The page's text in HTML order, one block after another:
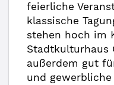
feierliche
klassische
stehen hoch im
Stadtkulturhaus
außerdem gut
und